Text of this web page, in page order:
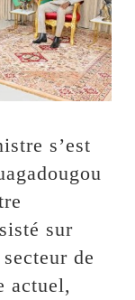
s’est
sur
de
actuel,